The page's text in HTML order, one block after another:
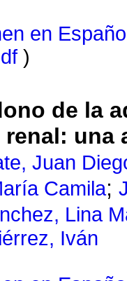
en
)
de la
renal: una
Juan
Camila;
Lina
Iván